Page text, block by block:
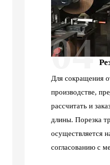
04
Для сокращения
производстве,
рассчитать и
длины. Порезка
осуществляется
согласованию с